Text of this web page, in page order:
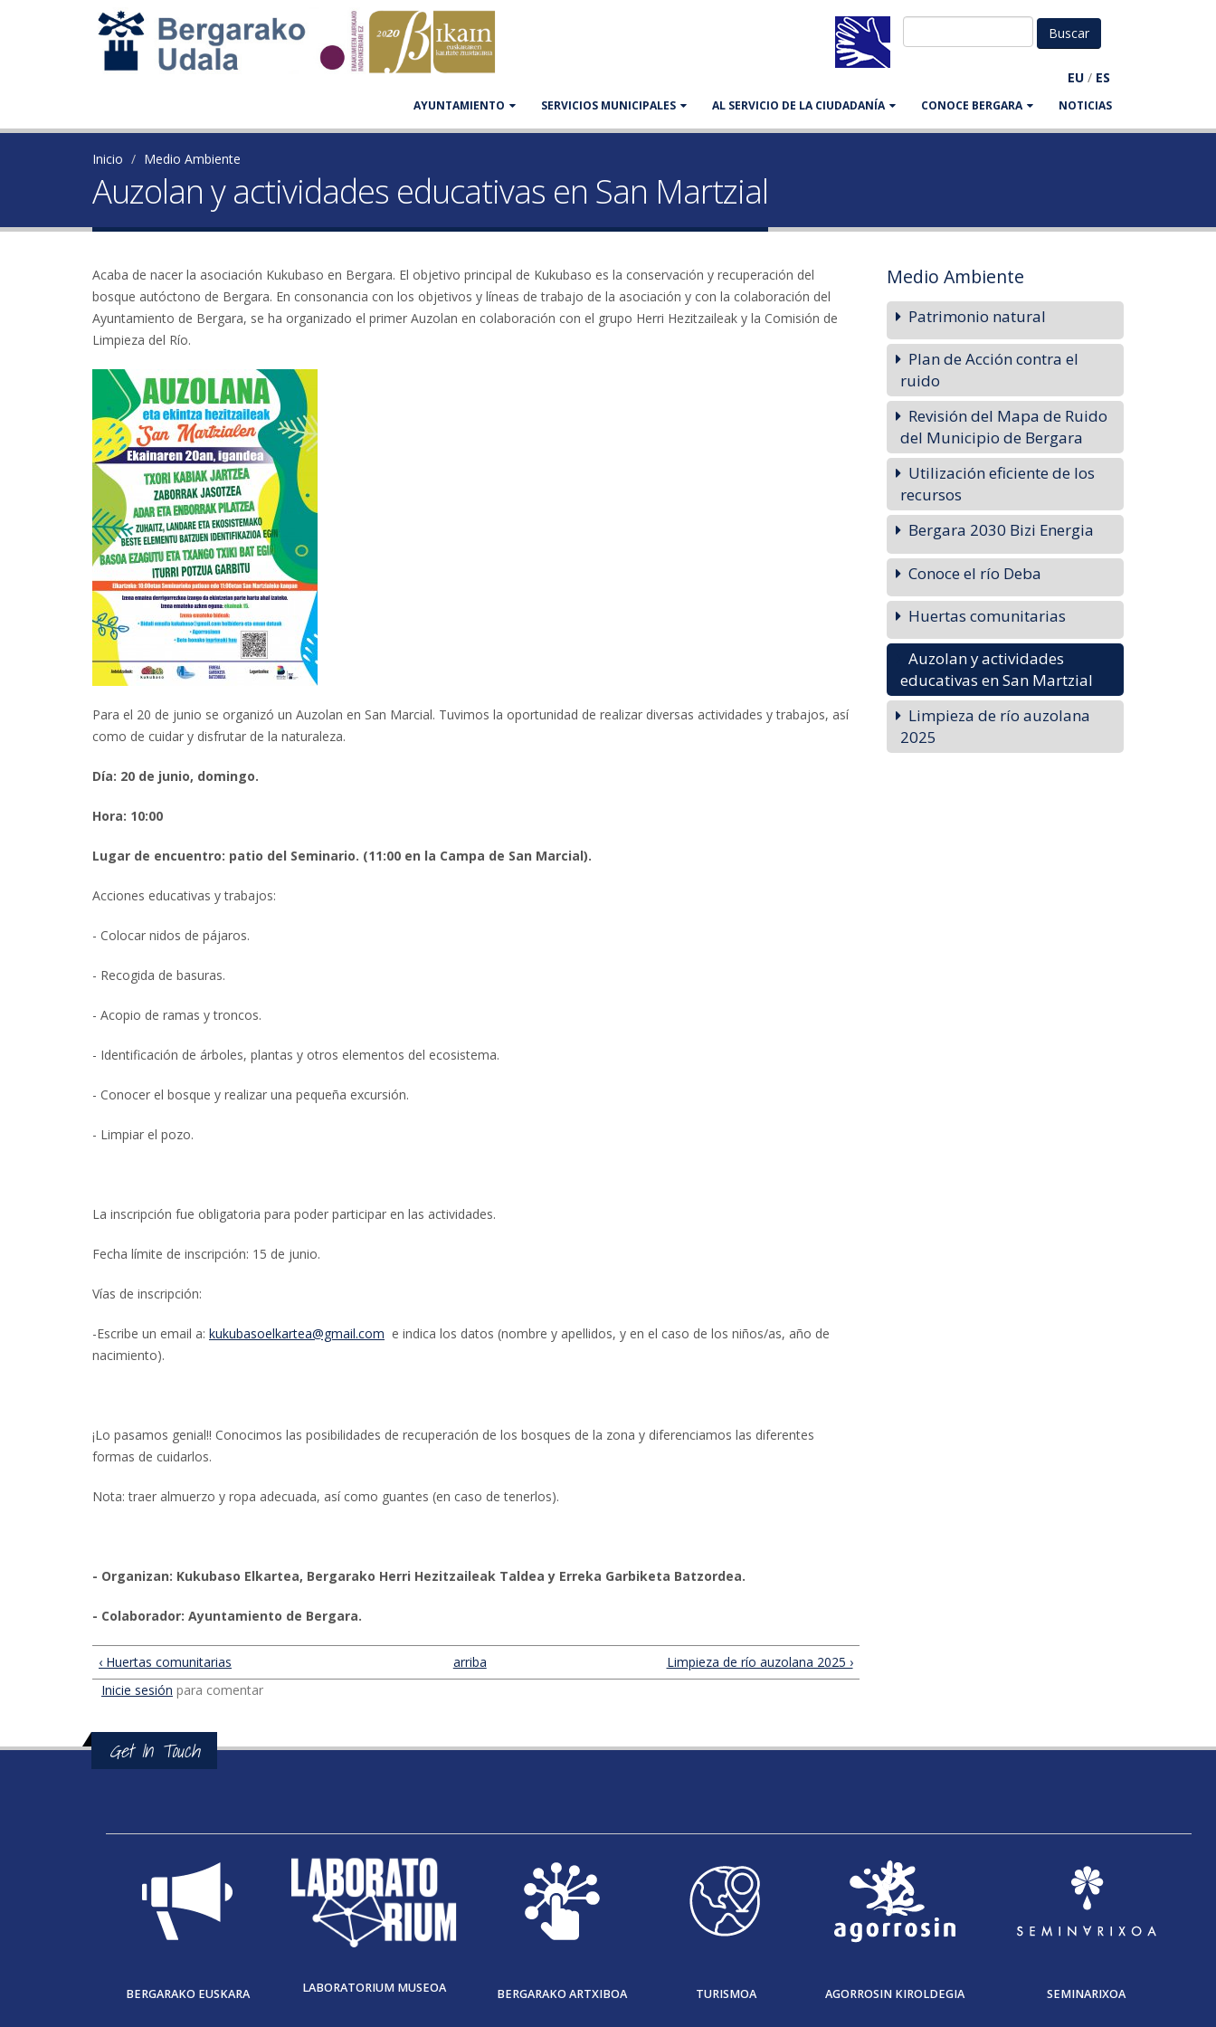
EU / ES
AYUNTAMIENTO SERVICIOS MUNICIPALES AL SERVICIO DE LA CIUDADANÍA CONOCE BERGARA NOTICIAS
Inicio Medio Ambiente
Auzolan y actividades educativas en San Martzial
Acaba de nacer la asociación Kukubaso en Bergara. El objetivo principal de Kukubaso es la conservación y recuperación del
bosque autóctono de Bergara. En consonancia con los objetivos y líneas de trabajo de la asociación y con la colaboración del
Ayuntamiento de Bergara, se ha organizado el primer Auzolan en colaboración con el grupo Herri Hezitzaileak y la Comisión de
Limpieza del Río.
Para el 20 de junio se organizó un Auzolan en San Marcial. Tuvimos la oportunidad de realizar diversas actividades y trabajos, así
como de cuidar y disfrutar de la naturaleza.
Día: 20 de junio, domingo.
Hora: 10:00
Lugar de encuentro: patio del Seminario. (11:00 en la Campa de San Marcial).
Acciones educativas y trabajos:
- Colocar nidos de pájaros.
- Recogida de basuras.
- Acopio de ramas y troncos.
- Identificación de árboles, plantas y otros elementos del ecosistema.
- Conocer el bosque y realizar una pequeña excursión.
- Limpiar el pozo.
La inscripción fue obligatoria para poder participar en las actividades.
Fecha límite de inscripción: 15 de junio.
Vías de inscripción:
-Escribe un email a: kukubasoelkartea@gmail.com e indica los datos (nombre y apellidos, y en el caso de los niños/as, año de
nacimiento).
¡Lo pasamos genial!! Conocimos las posibilidades de recuperación de los bosques de la zona y diferenciamos las diferentes
formas de cuidarlos.
Nota: traer almuerzo y ropa adecuada, así como guantes (en caso de tenerlos).
- Organizan: Kukubaso Elkartea, Bergarako Herri Hezitzaileak Taldea y Erreka Garbiketa Batzordea.
- Colaborador: Ayuntamiento de Bergara.
‹ Huertas comunitarias arriba
Limpieza de río auzolana 2025 ›
Inicie sesión para comentar
Medio Ambiente
Patrimonio natural
Plan de Acción contra el
ruido
Revisión del Mapa de Ruido
del Municipio de Bergara
Utilización eficiente de los
recursos
Bergara 2030 Bizi Energia
Conoce el río Deba
Huertas comunitarias
Auzolan y actividades
educativas en San Martzial
Limpieza de río auzolana
2025
Get In Touch
BERGARAKO EUSKARA LABORATORIUM MUSEOA BERGARAKO ARTXIBOA TURISMOA AGORROSIN KIROLDEGIA SEMINARIXOA